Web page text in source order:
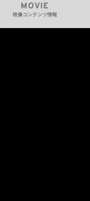
MOVIE
映像コンテンツ情報